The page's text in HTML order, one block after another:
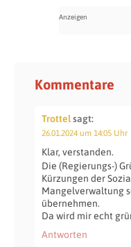
Kommentare
Trottelsagt:
26.01.2024 um 14:05 Uhr
Klar, verstanden.
Die (Regierungs-)
Kürzungen der
Mangelverwaltung
übernehmen.
Da wird mir echt
Antworten